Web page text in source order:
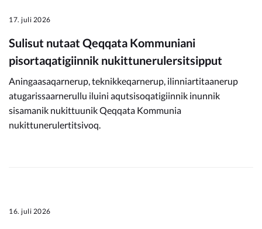
17. juli 2026
Sulisut nutaat Qeqqata Kommuniani
pisortaqatigiinnik nukittunerulersitsipput
Aningaasaqarnerup, teknikkeqarnerup, ilinniartitaanerup
atugarissaarnerullu iluini aqutsisoqatigiinnik inunnik
sisamanik nukittuunik Qeqqata Kommunia
nukittunerulertitsivoq.
16. juli 2026